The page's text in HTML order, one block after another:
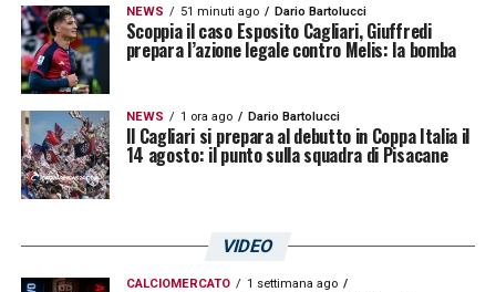
NEWS 51 minuti ago Dario Bartolucci
Scoppia il caso Esposito Cagliari, Giuffredi
prepara l’azione legale contro Melis: la bomba
NEWS 1 ora ago Dario Bartolucci
Il Cagliari si prepara al debutto in Coppa Italia il
14 agosto: il punto sulla squadra di Pisacane
VIDEO
CALCIOMERCATO 1 settimana ago